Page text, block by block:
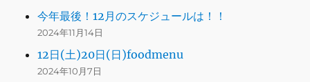
今年最後！12月のスケジュールは！！
2024年11月14日
12日(土)20日(日)foodmenu
2024年10月7日